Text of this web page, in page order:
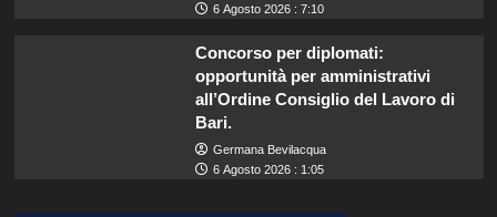
6 Agosto 2026 : 7:10
Concorso per diplomati:
opportunità per amministrativi
all’Ordine Consiglio del Lavoro di
Bari.
Germana Bevilacqua
6 Agosto 2026 : 1:05